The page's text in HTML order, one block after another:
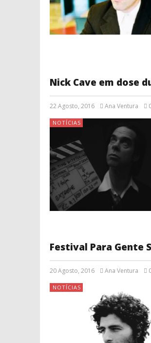
Nick Cave em dose
22 Agosto, 2016 Ana Ventura
NOTÍCIAS
Festival Para Gente
20 Agosto, 2016 Ana Ventura
NOTÍCIAS